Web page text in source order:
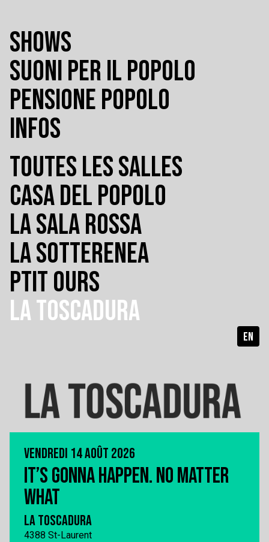
SHOWS
SUONI PER IL POPOLO
PENSIONE POPOLO
INFOS
TOUTES LES SALLES
CASA DEL POPOLO
LA SALA ROSSA
LA SOTTERENEA
PTIT OURS
LA TOSCADURA
EN
VENDREDI 14 AOÛT 2026
IT’S GONNA HAPPEN. NO MATTER
WHAT
LA TOSCADURA
4388 St-Laurent